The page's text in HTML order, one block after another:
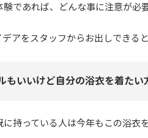
であれば、どんな事に注意が必
アをスタッフからお出しできる
もいいけど自分の浴衣を着たい
持っている人は今年もこの浴衣